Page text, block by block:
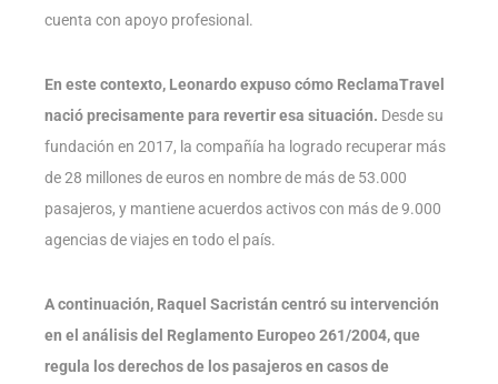
cuenta con apoyo profesional.
En este contexto, Leonardo expuso cómo ReclamaTravel
nació precisamente para revertir esa situación. Desde su
fundación en 2017, la compañía ha logrado recuperar más
de 28 millones de euros en nombre de más de 53.000
pasajeros, y mantiene acuerdos activos con más de 9.000
agencias de viajes en todo el país.
A continuación, Raquel Sacristán centró su intervención
en el análisis del Reglamento Europeo 261/2004, que
regula los derechos de los pasajeros en casos de